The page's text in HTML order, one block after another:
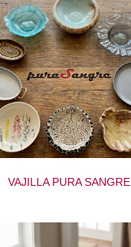
VAJILLA PURA SANGRE